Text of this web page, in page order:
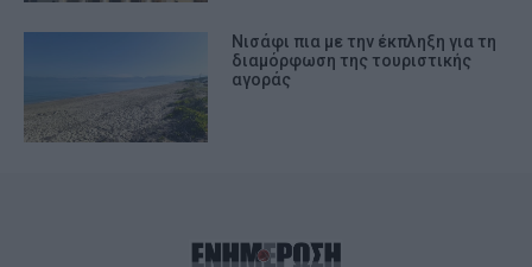
Νισάφι πια με την έκπληξη για τη
διαμόρφωση της τουριστικής
αγοράς